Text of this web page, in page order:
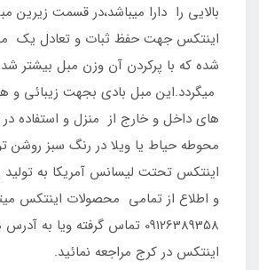
بالایی را دارا میباشد،در قسمت زیرین
اینتکس جهت حفظ ثبات و تعادل یک
شده که با پرکردن آن وزن مبل بیشتر
میگردد.این مبل بادی بجهت زیبائی و
های داخل و خارج از منزل و استفاده در
محوطه حیاط یا ویلا در رنگ سبز
اینتکس تحتت لیسانس آمریکا به
و اطلاع از تمامی محصولات اینتکس
09126389358 تماس گرفته ویا به
اینتکس در کرج مراجعه نمائید.